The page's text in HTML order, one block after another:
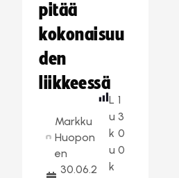
pitää
kokonaisuu
den
liikkeessä
Markku
Huopon
en
30.06.2
L
u
k
u
k
1
3
0
0